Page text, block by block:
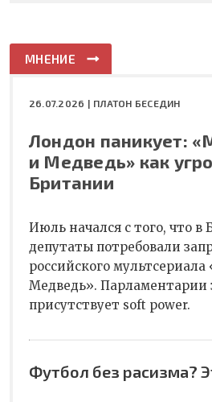
МНЕНИЕ
26.07.2026 | ПЛАТОН БЕСЕДИН
Лондон паникует:
и Медведь» как
Британии
Июль начался с того, что в
депутаты потребовали
российского
Медведь». Парламентарии
присутствует soft power.
Футбол без расизма?